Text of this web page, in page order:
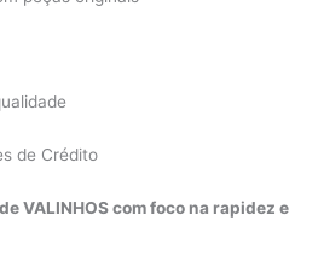
de Crédito
VALINHOS com foco na rapidez e